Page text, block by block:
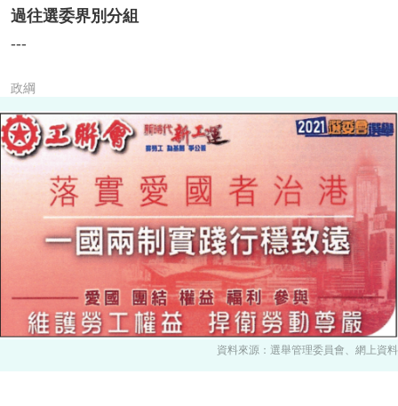
過往選委界別分組
---
政綱
資料來源：選舉管理委員會、網上資料